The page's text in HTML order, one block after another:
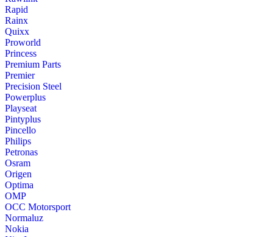
Rapid
Rainx
Quixx
Proworld
Princess
Premium Parts
Premier
Precision Steel
Powerplus
Playseat
Pintyplus
Pincello
Philips
Petronas
Osram
Origen
Optima
OMP
OCC Motorsport
Normaluz
Nokia